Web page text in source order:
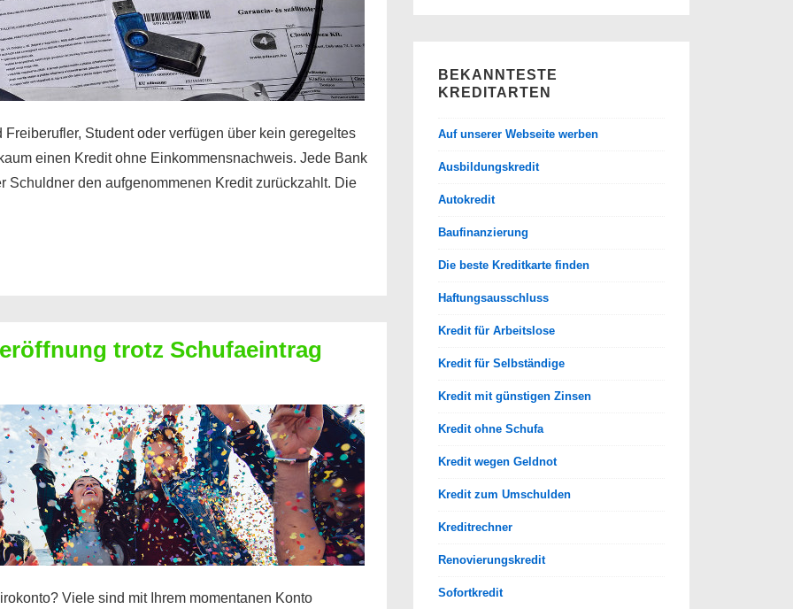
Student oder verfügen über kein geregeltes
einen Kredit ohne Einkommensnachweis. Jede Bank
Schuldner den aufgenommenen Kredit zurückzahlt. Die
trotz Schufaeintrag
Viele sind mit Ihrem momentanen Konto
BEKANNTESTE
KREDITARTEN
Auf unserer Webseite werben
Ausbildungskredit
Autokredit
Baufinanzierung
Die beste Kreditkarte finden
Haftungsausschluss
Kredit für Arbeitslose
Kredit für Selbständige
Kredit mit günstigen Zinsen
Kredit ohne Schufa
Kredit wegen Geldnot
Kredit zum Umschulden
Kreditrechner
Renovierungskredit
Sofortkredit